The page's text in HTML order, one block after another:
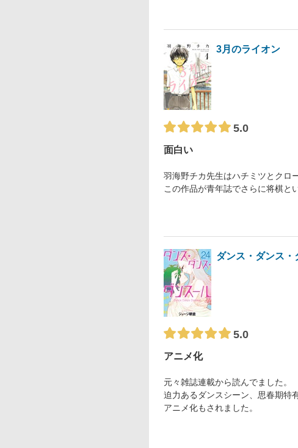
3月のライオン
5.0
面白い
羽海野チカ先生はハチミツとクロ
この作品が青年誌でさらに将棋と
ダンス・ダンス・
5.0
アニメ化
元々雑誌連載から読んでました。
迫力あるダンスシーン、思春期特
アニメ化もされました。